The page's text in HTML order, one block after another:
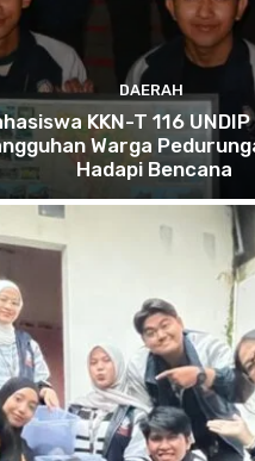
DAERAH
KKN-T 116
Warga
Hadapi Bencana